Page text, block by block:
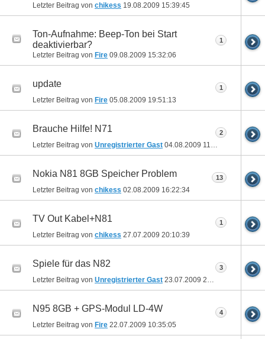
Letzter Beitrag von chikess 19.08.2009 15:39:45
Ton-Aufnahme: Beep-Ton bei Start
deaktivierbar?
Letzter Beitrag von Fire 09.08.2009 15:32:06
1
update
Letzter Beitrag von Fire 05.08.2009 19:51:13
1
Brauche Hilfe! N71
Letzter Beitrag von Unregistrierter Gast 04.08.2009 11:31:33
2
Nokia N81 8GB Speicher Problem
Letzter Beitrag von chikess 02.08.2009 16:22:34
13
TV Out Kabel+N81
Letzter Beitrag von chikess 27.07.2009 20:10:39
1
Spiele für das N82
Letzter Beitrag von Unregistrierter Gast 23.07.2009 20:02:24
3
N95 8GB + GPS-Modul LD-4W
Letzter Beitrag von Fire 22.07.2009 10:35:05
4